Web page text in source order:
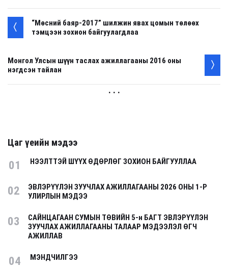
“Мөсний баяр-2017” шилжин явах цомын төлөөх
тэмцээн зохион байгуулагдлаа
Монгол Улсын шүүн таслах ажиллагааны 2016 оны
нэгдсэн тайлан
. . .
Цаг үеийн мэдээ
01 НЭЭЛТТЭЙ ШҮҮХ ӨДӨРЛӨГ ЗОХИОН БАЙГУУЛЛАА
02
ЭВЛЭРҮҮЛЭН ЗУУЧЛАХ АЖИЛЛАГААНЫ 2026 ОНЫ 1-Р
УЛИРЛЫН МЭДЭЭ
03
САЙНЦАГААН СУМЫН ТӨВИЙН 5-н БАГТ ЭВЛЭРҮҮЛЭН
ЗУУЧЛАХ АЖИЛЛАГААНЫ ТАЛААР МЭДЭЭЛЭЛ ӨГЧ
АЖИЛЛАВ
04 МЭНДЧИЛГЭЭ